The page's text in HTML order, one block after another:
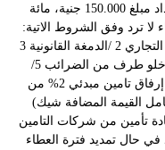
محطة وقود النيل شارع الوادي بعد سداد مبلغ 150.000 جنية، مائة
ترد وفق الشروط الاتية:
1/ إرفاق شهادة التسجيل من المسجل التجاري 2 /الدمغة القانونية 3
/شهادة إبراء ذمة من الزكاة 4/ شهادة خلو طرف من الضرائب 5/
شهادة تسجيل على القيمة المضافة 6/ إرفاق تامين مبدئي 2% من
القيمة المضافة شيك)
تأمين من شركات التامين
حال تمديد فترة العطاء